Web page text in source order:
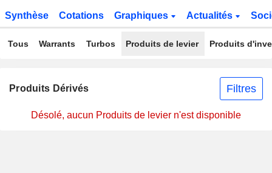
Synthèse Cotations Graphiques Actualités
Tous Warrants Turbos Produits de levier Produits
Produits Dérivés Filtres
Désolé, aucun Produits de levier n'est disponible